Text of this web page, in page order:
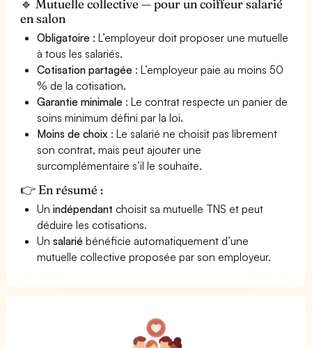
🔹 Mutuelle collective — pour un coiffeur salarié
en salon
Obligatoire : L’employeur doit proposer une mutuelle
à tous les salariés.
Cotisation partagée : L’employeur paie au moins 50
% de la cotisation.
Garantie minimale : Le contrat respecte un panier de
soins minimum défini par la loi.
Moins de choix : Le salarié ne choisit pas librement
son contrat, mais peut ajouter une
surcomplémentaire s’il le souhaite.
👉 En résumé :
Unindépendant choisit sa mutuelle TNS et peut
déduire les cotisations.
Unsalarié bénéficie automatiquement d’une
mutuelle collective proposée par son employeur.